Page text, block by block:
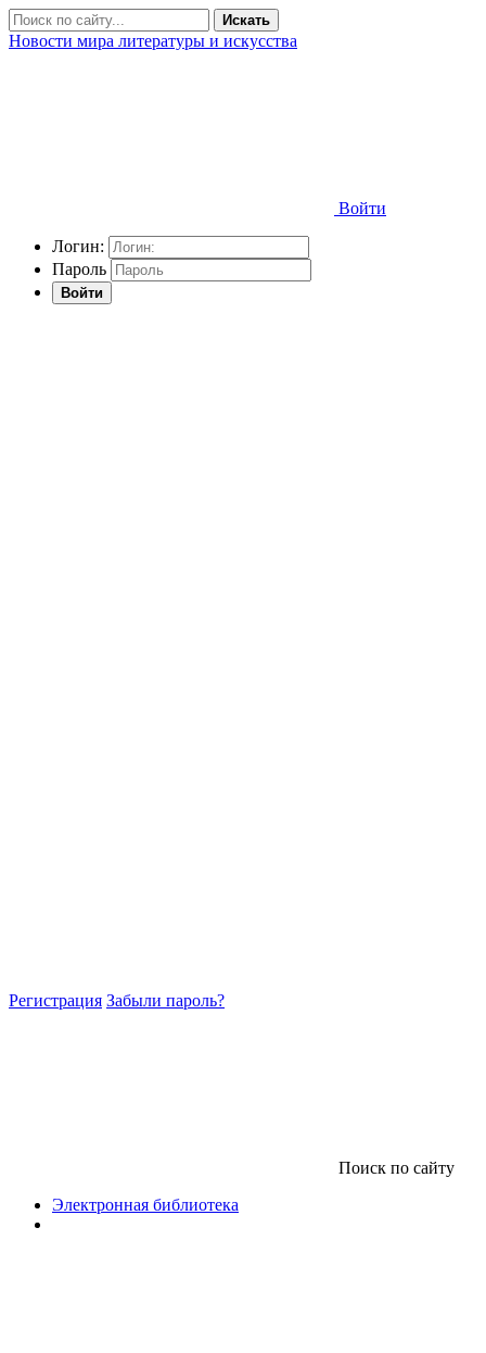
Искать
Новости мира литературы и искусства
Войти
Логин:
Пароль
Войти
Регистрация Забыли пароль?
Поиск по сайту
Электронная библиотека